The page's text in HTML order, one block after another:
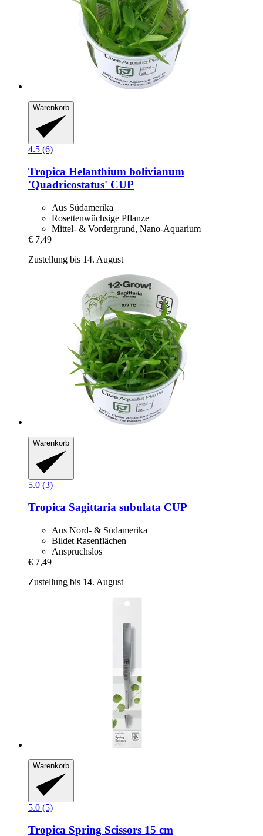
Warenkorb
4.5 (6)
Tropica Helanthium bolivianum
'Quadricostatus' CUP
Aus Südamerika
Rosettenwüchsige Pflanze
Mittel- & Vordergrund, Nano-Aquarium
€ 7,49
Zustellung bis 14. August
Warenkorb
5.0 (3)
Tropica Sagittaria subulata CUP
Aus Nord- & Südamerika
Bildet Rasenflächen
Anspruchslos
€ 7,49
Zustellung bis 14. August
Warenkorb
5.0 (5)
Tropica Spring Scissors 15 cm